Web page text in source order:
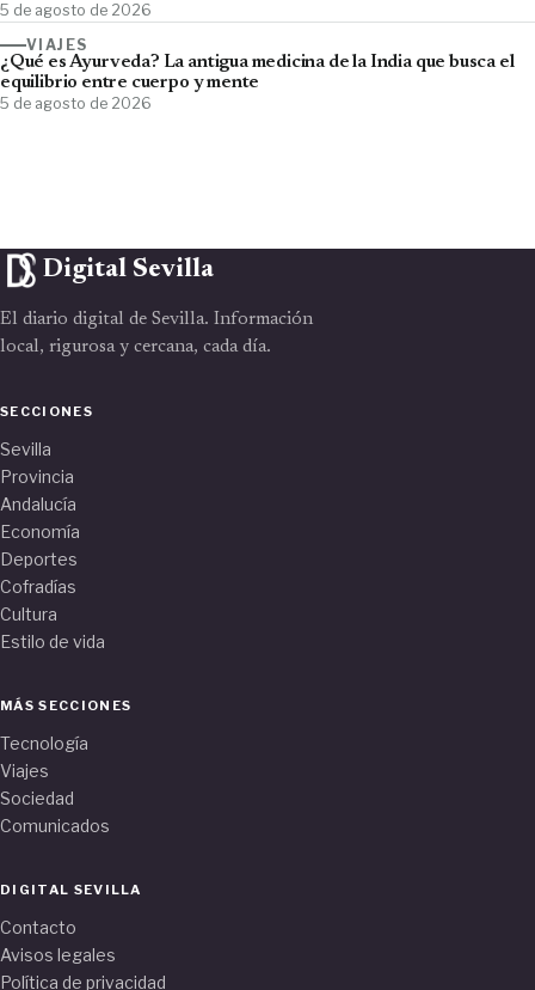
5 de agosto de 2026
VIAJES
¿Qué es Ayurveda? La antigua medicina de la India que busca el
equilibrio entre cuerpo y mente
5 de agosto de 2026
Digital Sevilla
El diario digital de Sevilla. Información
local, rigurosa y cercana, cada día.
SECCIONES
Sevilla
Provincia
Andalucía
Economía
Deportes
Cofradías
Cultura
Estilo de vida
MÁS SECCIONES
Tecnología
Viajes
Sociedad
Comunicados
DIGITAL SEVILLA
Contacto
Avisos legales
Política de privacidad